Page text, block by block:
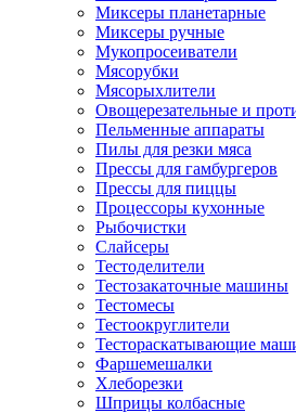
Миксеры планетарные
Миксеры ручные
Мукопросеиватели
Мясорубки
Мясорыхлители
Овощерезательные и
Пельменные аппараты
Пилы для резки мяса
Прессы для гамбургеров
Прессы для пиццы
Процессоры кухонные
Рыбочистки
Слайсеры
Тестоделители
Тестозакаточные машины
Тестомесы
Тестоокруглители
Тестораскатывающие
Фаршемешалки
Хлеборезки
Шприцы колбасные